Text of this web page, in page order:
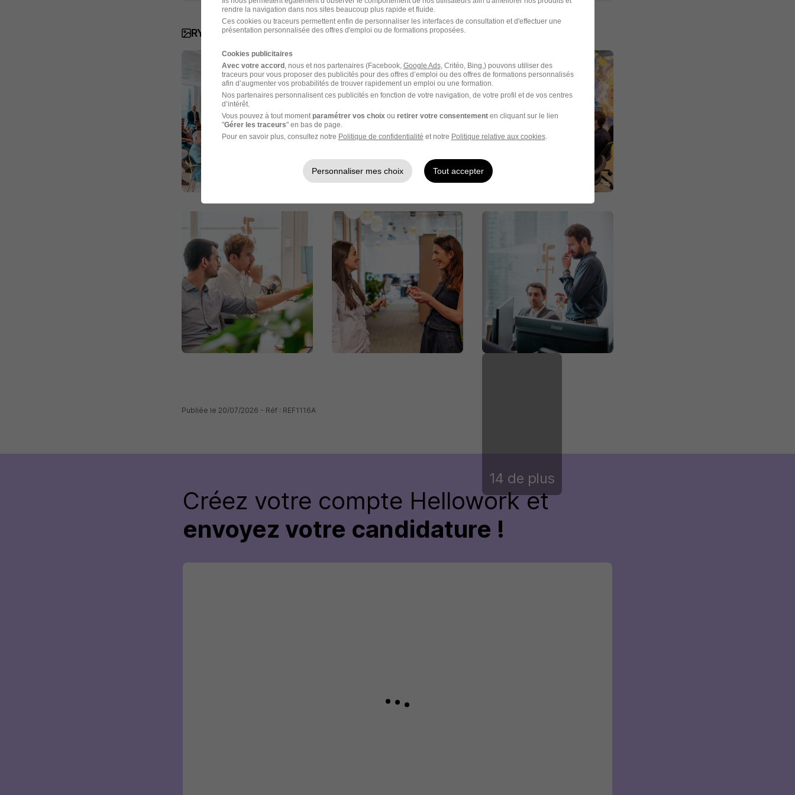
RYDGE Conseil en images
14 de plus
Publiée le 20/07/2026 - Réf : REF1116A
Créez votre compte Hellowork et
envoyez votre candidature !
rendre la navigation dans nos sites beaucoup plus rapide et fluide.
Ces cookies ou traceurs permettent enfin de personnaliser les interfaces de consultation et d'effectuer une
présentation personnalisée des offres d'emploi ou de formations proposées.
Cookies publicitaires
Avec votre accord, nous et nos partenaires (Facebook, Google Ads, Critéo, Bing,) pouvons utiliser des
traceurs pour vous proposer des publicités pour des offres d’emploi ou des offres de formations personnalisés
afin d’augmenter vos probabilités de trouver rapidement un emploi ou une formation.
Nos partenaires personnalisent ces publicités en fonction de votre navigation, de votre profil et de vos centres
d’intérêt.
Vous pouvez à tout moment paramétrer vos choix ou retirer votre consentementen cliquant sur le lien
"Gérer les traceurs" en bas de page.
Pour en savoir plus, consultez notre Politique de confidentialité et notre Politique relative aux cookies.
Personnaliser mes choix Tout accepter